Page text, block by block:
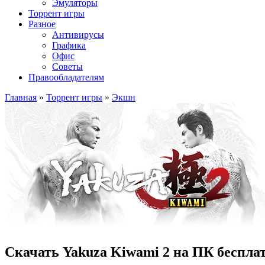
Эмуляторы
Торрент игры
Разное
Антивирусы
Графика
Офис
Советы
Правообладателям
Главная » Торрент игры » Экшн
Скачать Yakuza Kiwami 2 на ПК